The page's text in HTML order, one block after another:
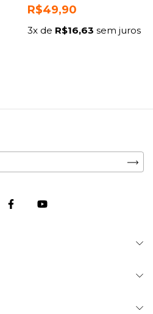
R$49,90
3x de R$16,63 sem juros